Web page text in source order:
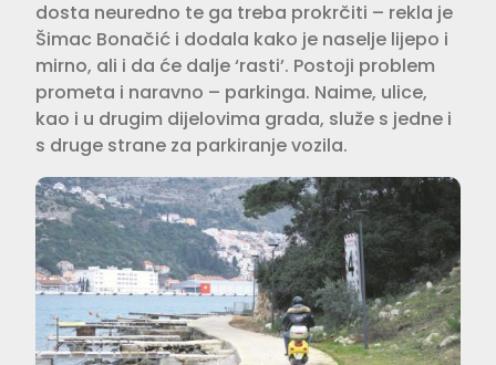
dosta neuredno te ga treba prokrčiti – rekla je
Šimac Bonačić i dodala kako je naselje lijepo i
mirno, ali i da će dalje ‘rasti’. Postoji problem
prometa i naravno – parkinga. Naime, ulice,
kao i u drugim dijelovima grada, služe s jedne i
s druge strane za parkiranje vozila.